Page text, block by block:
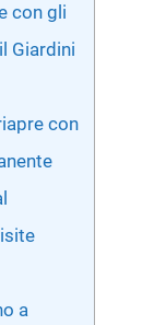
con gli
Giardini
con
a